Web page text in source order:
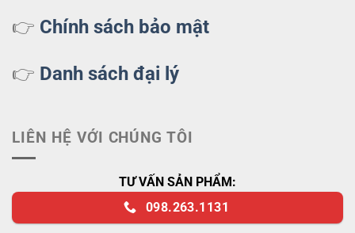
👉 Chính sách bảo mật
👉 Danh sách đại lý
LIÊN HỆ VỚI CHÚNG TÔI
TƯ VẤN SẢN PHẨM:
098.263.1131